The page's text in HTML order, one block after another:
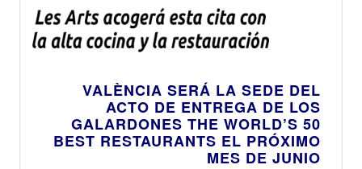
VALÈNCIA SERÁ LA SEDE DEL
ACTO DE ENTREGA DE LOS
GALARDONES THE WORLD’S 50
BEST RESTAURANTS EL PRÓXIMO
MES DE JUNIO